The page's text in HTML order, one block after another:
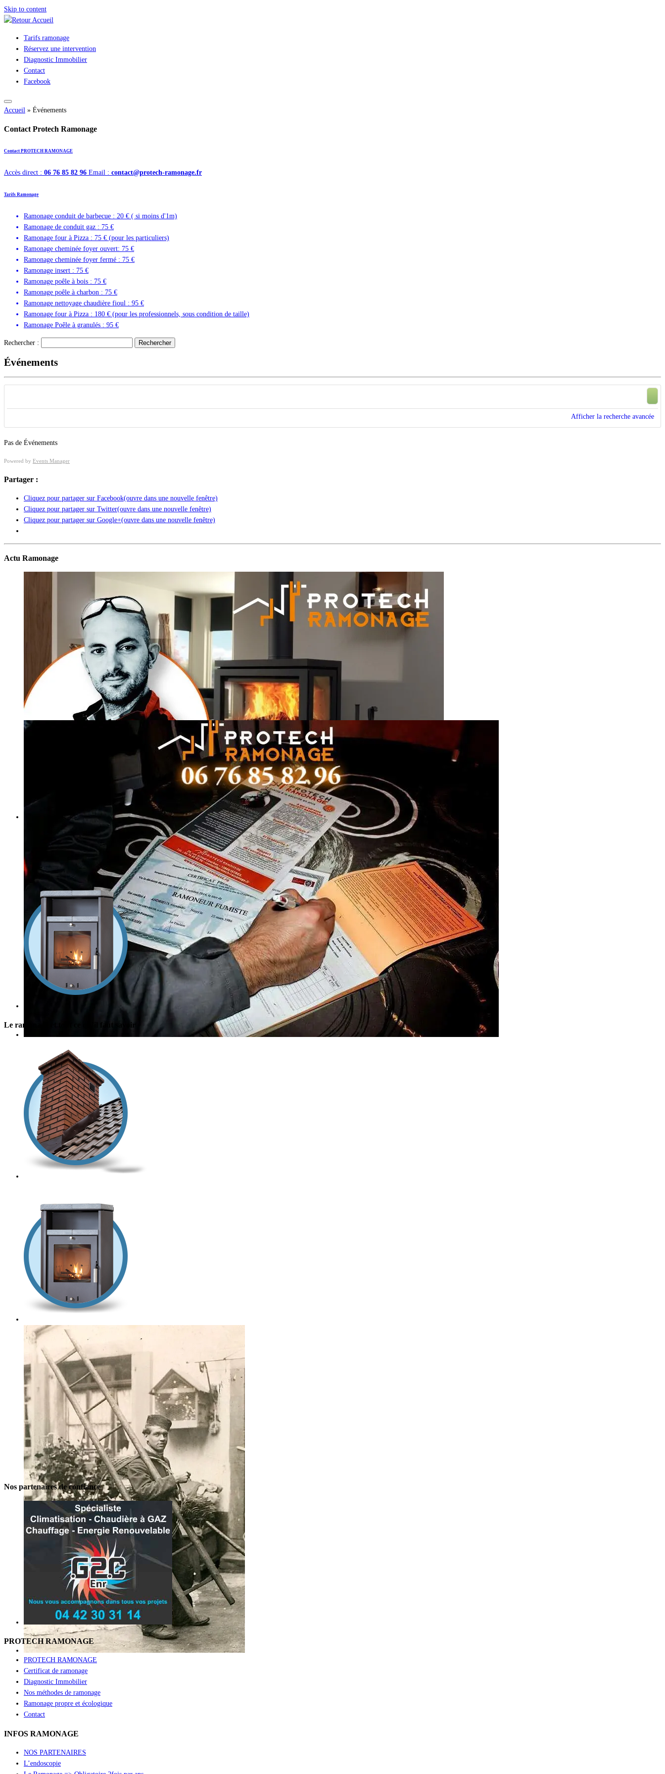
Skip to content
Tarifs ramonage
Réservez une intervention
Diagnostic Immobilier
Contact
Facebook
Accueil » Événements
Contact Protech Ramonage
Contact PROTECH RAMONAGE
Accès direct : 06 76 85 82 96 Email : contact@protech-ramonage.fr
Tarifs Ramonage
Ramonage conduit de barbecue : 20 € ( si moins d'1m)
Ramonage de conduit gaz : 75 €
Ramonage four à Pizza : 75 € (pour les particuliers)
Ramonage cheminée foyer ouvert: 75 €
Ramonage cheminée foyer fermé : 75 €
Ramonage insert : 75 €
Ramonage poêle à bois : 75 €
Ramonage poêle à charbon : 75 €
Ramonage nettoyage chaudière fioul : 95 €
Ramonage four à Pizza : 180 € (pour les professionnels, sous condition de taille)
Ramonage Poêle à granulés : 95 €
Rechercher :
Événements
Afficher la recherche avancée
Pas de Événements
Powered by Events Manager
Partager :
Cliquez pour partager sur Facebook(ouvre dans une nouvelle fenêtre)
Cliquez pour partager sur Twitter(ouvre dans une nouvelle fenêtre)
Cliquez pour partager sur Google+(ouvre dans une nouvelle fenêtre)
Actu Ramonage
Le ramonage et tout ce qu’il faut savoir
Nos partenaires de confiance
PROTECH RAMONAGE
PROTECH RAMONAGE
Certificat de ramonage
Diagnostic Immobilier
Nos méthodes de ramonage
Ramonage propre et écologique
Contact
INFOS RAMONAGE
NOS PARTENAIRES
L’endoscopie